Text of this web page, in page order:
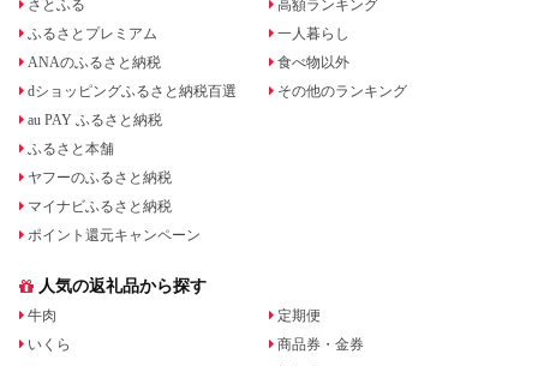
さとふる
ふるさとプレミアム
ANAのふるさと納税
dショッピングふるさと納税百選
au PAY ふるさと納税
ふるさと本舗
ヤフーのふるさと納税
マイナビふるさと納税
ポイント還元キャンペーン
高額ランキング
一人暮らし
食べ物以外
その他のランキング
人気の返礼品から探す
牛肉
いくら
定期便
商品券・金券